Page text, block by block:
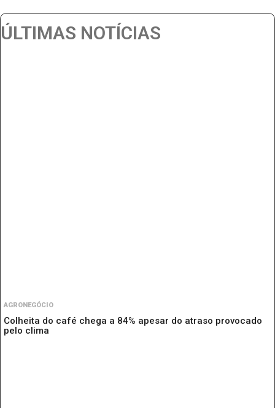
ÚLTIMAS NOTÍCIAS
AGRONEGÓCIO
Colheita do café chega a 84% apesar do atraso provocado
pelo clima